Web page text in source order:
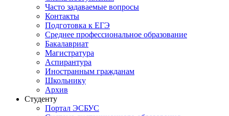
Часто задаваемые вопросы
Контакты
Подготовка к ЕГЭ
Среднее профессиональное образование
Бакалавриат
Магистратура
Аспирантура
Иностранным гражданам
Школьнику
Архив
Студенту
Портал ЭСБУС